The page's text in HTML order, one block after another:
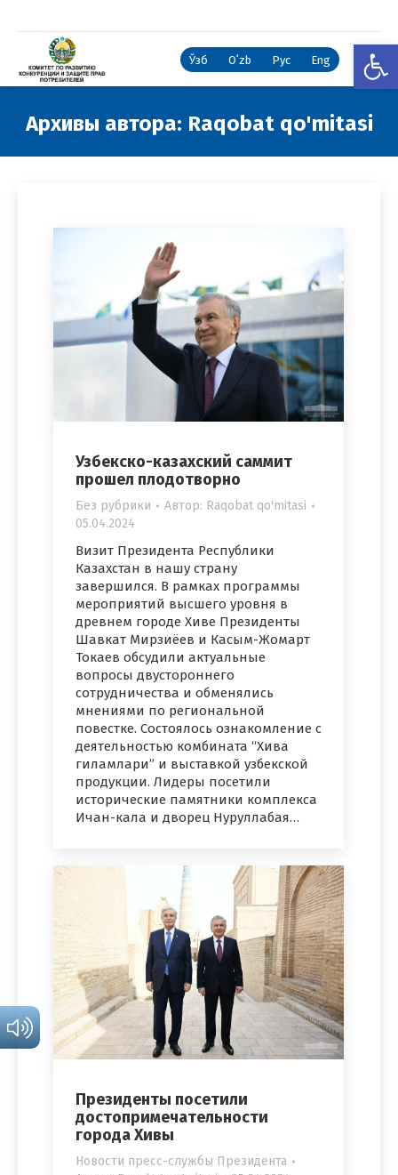
Ўзб Oʻzb Рус Eng
Архивы автора: Raqobat qo'mitasi
Узбекско-казахский саммит
прошел плодотворно
Без рубрики Автор: Raqobat qo'mitasi
05.04.2024
Визит Президента Республики
Казахстан в нашу страну
завершился. В рамках программы
мероприятий высшего уровня в
древнем городе Хиве Президенты
Шавкат Мирзиёев и Касым-Жомарт
Токаев обсудили актуальные
вопросы двустороннего
сотрудничества и обменялись
мнениями по региональной
повестке. Состоялось ознакомление с
деятельностью комбината “Хива
гиламлари” и выставкой узбекской
продукции. Лидеры посетили
исторические памятники комплекса
Ичан-кала и дворец Нуруллабая…
Президенты посетили
достопримечательности
города Хивы
Новости пресс-службы Президента